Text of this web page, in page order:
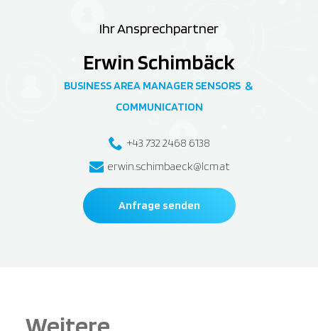
Ihr Ansprechpartner
Erwin Schimbäck
BUSINESS AREA MANAGER SENSORS &
COMMUNICATION
+43 732 2468 6138
erwin.schimbaeck@lcm.at
Anfrage senden